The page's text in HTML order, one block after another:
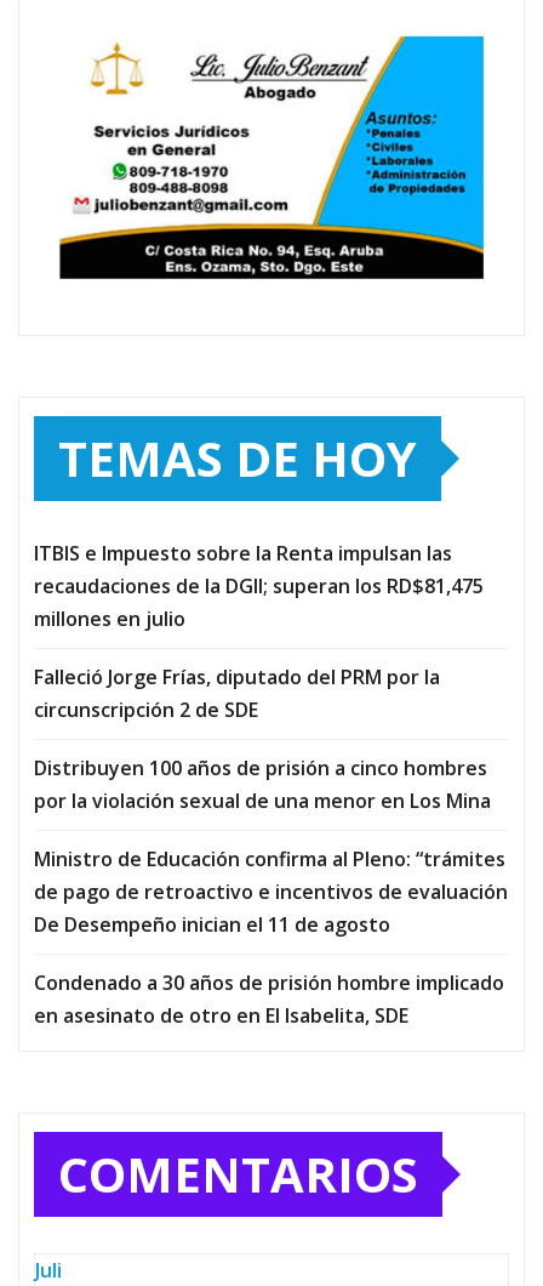
TEMAS DE HOY
ITBIS e Impuesto sobre la Renta impulsan las
recaudaciones de la DGII; superan los RD$81,475
millones en julio
Falleció Jorge Frías, diputado del PRM por la
circunscripción 2 de SDE
Distribuyen 100 años de prisión a cinco hombres
por la violación sexual de una menor en Los Mina
Ministro de Educación confirma al Pleno: “trámites
de pago de retroactivo e incentivos de evaluación
De Desempeño inician el 11 de agosto
Condenado a 30 años de prisión hombre implicado
en asesinato de otro en El Isabelita, SDE
COMENTARIOS
Juli